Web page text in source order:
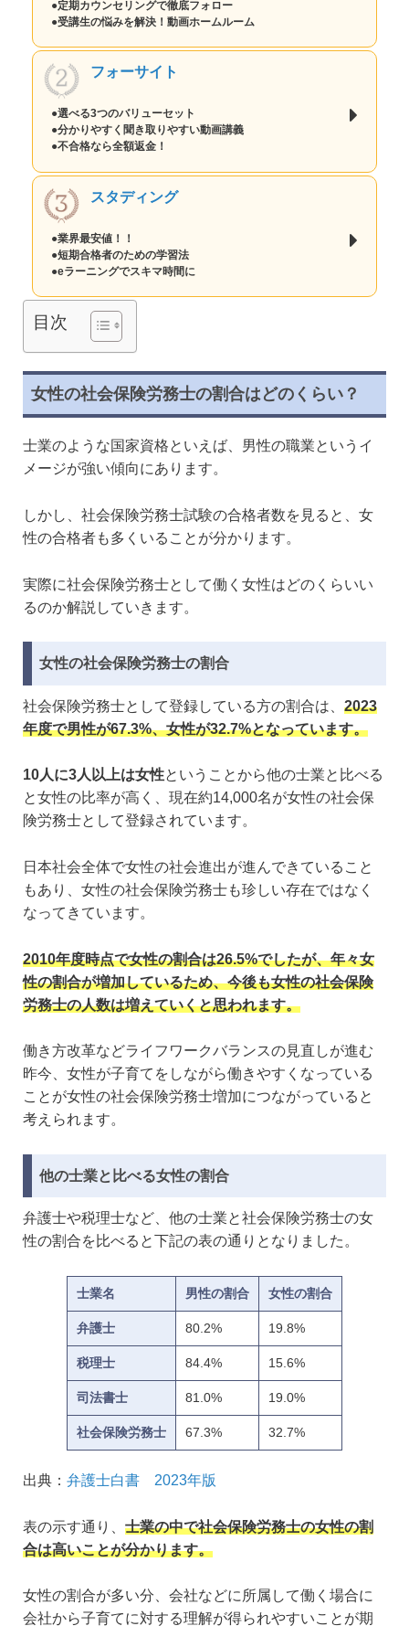
●定期カウンセリングで徹底フォロー
●受講生の悩みを解決！動画ホームルーム
フォーサイト
●選べる3つのバリューセット
●分かりやすく聞き取りやすい動画講義
●不合格なら全額返金！
スタディング
●業界最安値！！
●短期合格者のための学習法
●eラーニングでスキマ時間に
目次
女性の社会保険労務士の割合はどのくらい？
士業のような国家資格といえば、男性の職業というイ
メージが強い傾向にあります。
しかし、社会保険労務士試験の合格者数を見ると、女
性の合格者も多くいることが分かります。
実際に社会保険労務士として働く女性はどのくらいい
るのか解説していきます。
女性の社会保険労務士の割合
社会保険労務士として登録している方の割合は、 2023
年度で男性が67.3%、女性が32.7%となっています。
10人に3人以上は女性ということから他の士業と比べる
と女性の比率が高く、現在約14,000名が女性の社会保
険労務士として登録されています。
日本社会全体で女性の社会進出が進んできていること
もあり、女性の社会保険労務士も珍しい存在ではなく
なってきています。
2010年度時点で女性の割合は26.5%でしたが、年々女
性の割合が増加しているため、今後も女性の社会保険
労務士の人数は増えていくと思われます。
働き方改革などライフワークバランスの見直しが進む
昨今、女性が子育てをしながら働きやすくなっている
ことが女性の社会保険労務士増加につながっていると
考えられます。
他の士業と比べる女性の割合
弁護士や税理士など、他の士業と社会保険労務士の女
性の割合を比べると下記の表の通りとなりました。
士業名 男性の割合 女性の割合
弁護士 80.2% 19.8%
税理士 84.4% 15.6%
司法書士 81.0% 19.0%
社会保険労務士 67.3% 32.7%
出典： 弁護士白書 2023年版
表の示す通り、 士業の中で社会保険労務士の女性の割
合は高いことが分かります。
女性の割合が多い分、会社などに所属して働く場合に
会社から子育てに対する理解が得られやすいことが期